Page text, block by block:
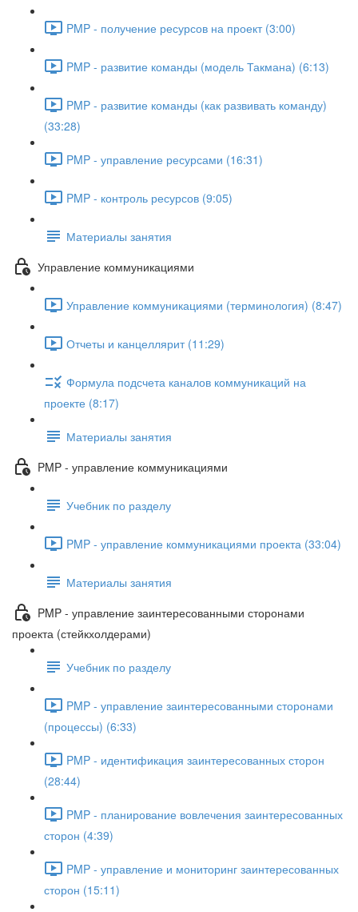
PMP - получение ресурсов на проект (3:00)
PMP - развитие команды (модель Такмана) (6:13)
PMP - развитие команды (как развивать команду)
(33:28)
PMP - управление ресурсами (16:31)
PMP - контроль ресурсов (9:05)
Материалы занятия
Управление коммуникациями
Управление коммуникациями (терминология) (8:47)
Отчеты и канцеллярит (11:29)
Формула подсчета каналов коммуникаций на
проекте (8:17)
Материалы занятия
PMP - управление коммуникациями
Учебник по разделу
PMP - управление коммуникациями проекта (33:04)
Материалы занятия
PMP - управление заинтересованными сторонами
проекта (стейкхолдерами)
Учебник по разделу
PMP - управление заинтересованными сторонами
(процессы) (6:33)
PMP - идентификация заинтересованных сторон
(28:44)
PMP - планирование вовлечения заинтересованных
сторон (4:39)
PMP - управление и мониторинг заинтересованных
сторон (15:11)